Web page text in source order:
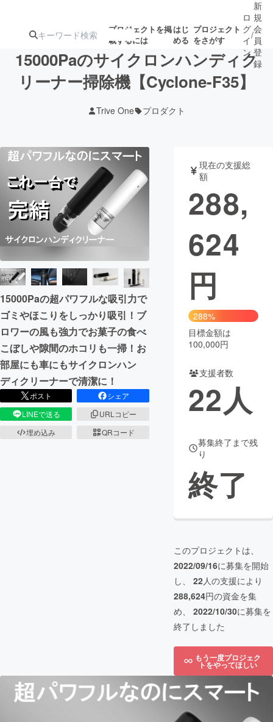
プロジェクトを掲
載するには
はじ
める
プロジェクト
をさがす
ジェクト
募集終了が近いプ
ロジェクト
アート・写真 音楽
テクノロジー・ガジェット ゲーム・サ
映像・映画
ビジネス・起業
まちづくり・地域活性化
CAMPFIRE for Social Good
CAMPFIRE Creation
CAMPFIREふるさと納税machi-ya コミュニティ
ロ
グ
イ
ン
/
新
規
会
員
登
録
15000Paのサイクロンハンディク
リーナー掃除機【Cyclone-F35】
Trive One プロダクト
15000Paの超パワフルな吸引力で
ゴミやほこりをしっかり吸引！ブ
ロワーの風も強力でお菓子の食べ
こぼしや隙間のホコリも一掃！お
部屋にも車にもサイクロンハン
ディクリーナーで清潔に！
ポスト
シェア
LINEで送る
URLコピー
埋め込み
QRコード
現在の支援総
額
288,
624
円
288%
目標金額は
100,000円
支援者数
22人
募集終了まで残
り
終了
このプロジェクトは、
2022/09/16に募集を開始
し、 22人の支援により
288,624円の資金を集
め、 2022/10/30に募集を
終了しました
もう一度プロジェク
トをやってほしい